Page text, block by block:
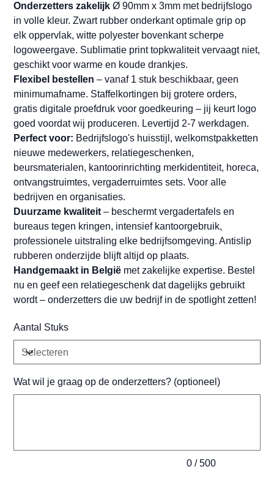
Onderzetters zakelijk Ø 90mm x 3mm met bedrijfslogo
in volle kleur. Zwart rubber onderkant optimale grip op
elk oppervlak, witte polyester bovenkant scherpe
logoweergave. Sublimatie print topkwaliteit vervaagt niet,
geschikt voor warme en koude drankjes.
Flexibel bestellen – vanaf 1 stuk beschikbaar, geen
minimumafname. Staffelkortingen bij grotere orders,
gratis digitale proefdruk voor goedkeuring – jij keurt logo
goed voordat wij produceren. Levertijd 2-7 werkdagen.
Perfect voor: Bedrijfslogo's huisstijl, welkomstpakketten
nieuwe medewerkers, relatiegeschenken,
beursmaterialen, kantoorinrichting merkidentiteit, horeca,
ontvangstruimtes, vergaderruimtes sets. Voor alle
bedrijven en organisaties.
Duurzame kwaliteit – beschermt vergadertafels en
bureaus tegen kringen, intensief kantoorgebruik,
professionele uitstraling elke bedrijfsomgeving. Antislip
rubberen onderzijde blijft altijd op plaats.
Handgemaakt in België met zakelijke expertise. Bestel
nu en geef een relatiegeschenk dat dagelijks gebruikt
wordt – onderzetters die uw bedrijf in de spotlight zetten!
Aantal Stuks
Wat wil je graag op de onderzetters? (optioneel)
0 / 500